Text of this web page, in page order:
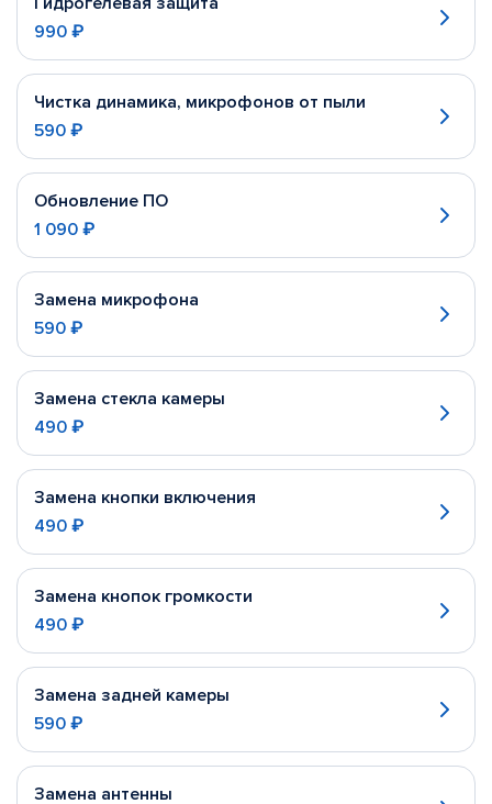
990 ₽
Чистка динамика, микрофонов от пыли
590 ₽
Обновление ПО
1 090 ₽
Замена микрофона
590 ₽
Замена стекла камеры
490 ₽
Замена кнопки включения
490 ₽
Замена кнопок громкости
490 ₽
Замена задней камеры
590 ₽
Замена антенны